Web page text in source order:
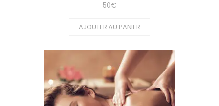
50€
AJOUTER AU PANIER